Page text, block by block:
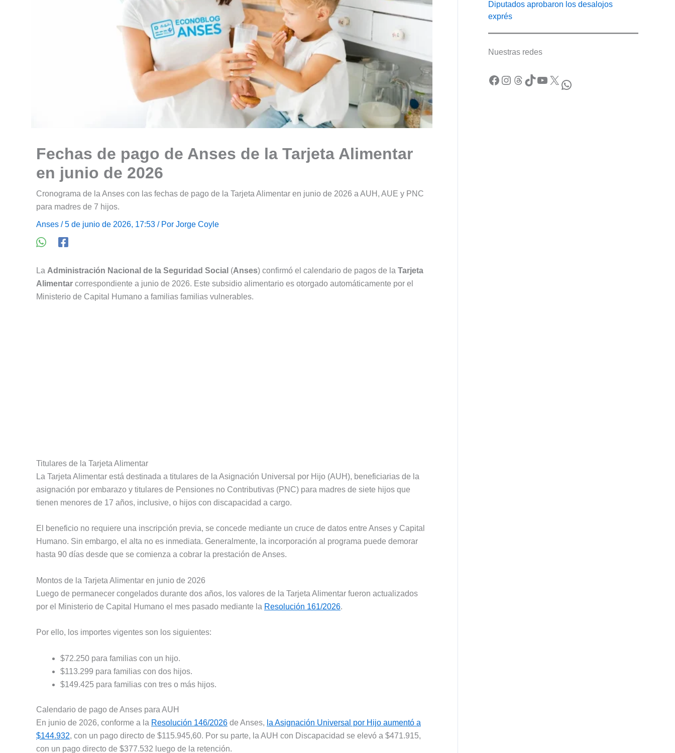
Fechas de pago de Anses de la Tarjeta Alimentar
en junio de 2026
Cronograma de la Anses con las fechas de pago de la Tarjeta Alimentar en junio de 2026 a AUH, AUE y PNC
para madres de 7 hijos.
Anses / 5 de junio de 2026, 17:53 / Por Jorge Coyle
La Administración Nacional de la Seguridad Social (Anses) confirmó el calendario de pagos de la Tarjeta
Alimentar correspondiente a junio de 2026. Este subsidio alimentario es otorgado automáticamente por el
Ministerio de Capital Humano a familias familias vulnerables.
Titulares de la Tarjeta Alimentar
La Tarjeta Alimentar está destinada a titulares de la Asignación Universal por Hijo (AUH), beneficiarias de la
asignación por embarazo y titulares de Pensiones no Contributivas (PNC) para madres de siete hijos que
tienen menores de 17 años, inclusive, o hijos con discapacidad a cargo.
El beneficio no requiere una inscripción previa, se concede mediante un cruce de datos entre Anses y Capital
Humano. Sin embargo, el alta no es inmediata. Generalmente, la incorporación al programa puede demorar
hasta 90 días desde que se comienza a cobrar la prestación de Anses.
Montos de la Tarjeta Alimentar en junio de 2026
Luego de permanecer congelados durante dos años, los valores de la Tarjeta Alimentar fueron actualizados
por el Ministerio de Capital Humano el mes pasado mediante la Resolución 161/2026.
Por ello, los importes vigentes son los siguientes:
$72.250 para familias con un hijo.
$113.299 para familias con dos hijos.
$149.425 para familias con tres o más hijos.
Calendario de pago de Anses para AUH
En junio de 2026, conforme a la Resolución 146/2026 de Anses, la Asignación Universal por Hijo aumentó a
$144.932, con un pago directo de $115.945,60. Por su parte, la AUH con Discapacidad se elevó a $471.915,
con un pago directo de $377.532 luego de la retención.
Diputados aprobaron los desalojos
exprés
Nuestras redes
Facebook Instagram Threads TikTok YouTube X WhatsApp